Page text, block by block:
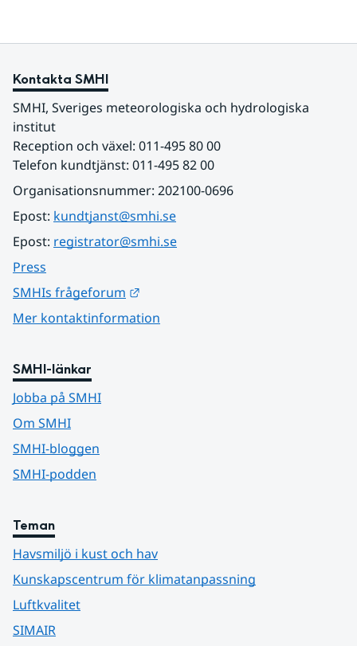
Kontakta SMHI
SMHI, Sveriges meteorologiska och hydrologiska
institut
Reception och växel: 011-495 80 00
Telefon kundtjänst: 011-495 82 00
Organisationsnummer: 202100-0696
Epost: kundtjanst@smhi.se
Epost: registrator@smhi.se
Press
SMHIs frågeforum
Mer kontaktinformation
SMHI-länkar
Jobba på SMHI
Om SMHI
SMHI-bloggen
SMHI-podden
Teman
Havsmiljö i kust och hav
Kunskapscentrum för klimatanpassning
Luftkvalitet
SIMAIR